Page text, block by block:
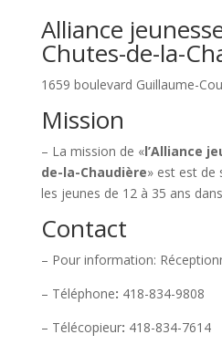
Alliance
Chutes-de-la-
1659 boulevard Guillaume-
Mission
– La mission de «l’Alliance
de-la-Chaudière» est est de
les jeunes de 12 à 35 ans
Contact
– Pour information:
– Téléphone: 418-834-9808
– Télécopieur: 418-834-7614